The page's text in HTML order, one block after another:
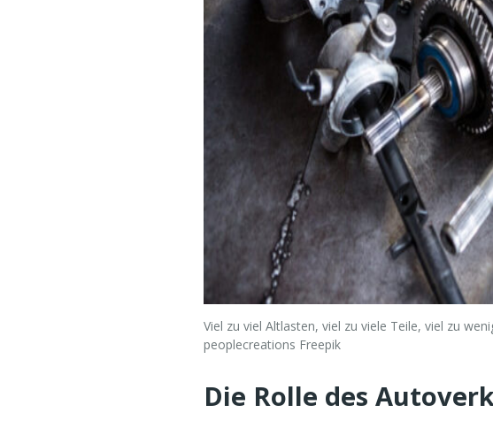
Viel zu viel Altlasten, viel zu viele Teile, viel zu
peoplecreations Freepik
Die Rolle des